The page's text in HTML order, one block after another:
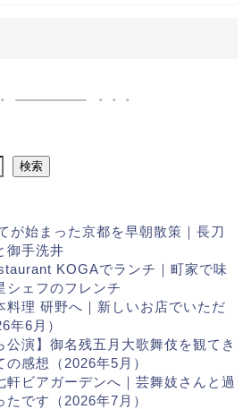
検索
が始まった京都を早朝散策｜長刀
御手洗井
KOGAでランチ｜町家で味
シェフのフレンチ
料理 研野へ｜新しいお店でいただ
年6月）
公演】御名残五月大歌舞伎を観てき
感想（2026年5月）
軒ビアガーデンへ｜芸舞妓さんと過
です（2026年7月）